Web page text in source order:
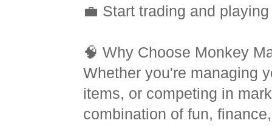
💼 Start trading and
🧠 Why Choose Monkey
Whether you're managing
items, or competing in
combination of fun,